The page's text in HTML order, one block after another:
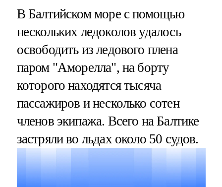
В Балтийском море с помощью
нескольких ледоколов удалось
освободить из ледового плена
паром "Аморелла", на борту
которого находятся тысяча
пассажиров и несколько сотен
членов экипажа. Всего на Балтике
застряли во льдах около 50 судов.